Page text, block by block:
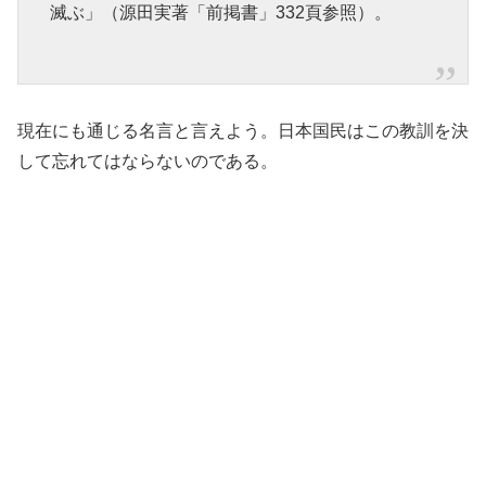
滅ぶ」（源田実著「前掲書」332頁参照）。
現在にも通じる名言と言えよう。日本国民はこの教訓を決
して忘れてはならないのである。